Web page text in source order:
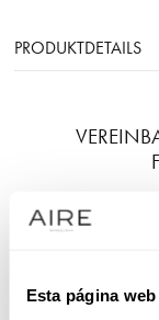
Esta página
PRODUKTDETAILS